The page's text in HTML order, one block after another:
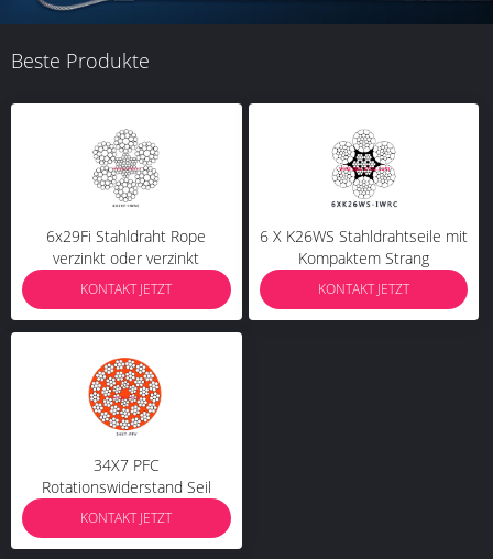
Beste Produkte
6x29Fi Stahldraht Rope
verzinkt oder verzinkt
KONTAKT JETZT
6 X K26WS Stahldrahtseile mit
Kompaktem Strang
KONTAKT JETZT
34X7 PFC
Rotationswiderstand Seil
KONTAKT JETZT